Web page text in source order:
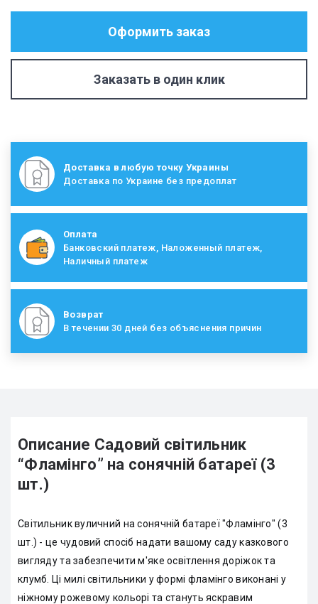
Оформить заказ
Заказать в один клик
Доставка в любую точку Украины
Доставка по Украине без предоплат
Оплата
Банковский платеж, Наложенный платеж,
Наличный платеж
Возврат
В течении 30 дней без объяснения причин
Описание Садовий світильник
“Фламінго” на сонячній батареї (3
шт.)
Світильник вуличний на сонячній батареї "Фламінго" (3
шт.) - це чудовий спосіб надати вашому саду казкового
вигляду та забезпечити м'яке освітлення доріжок та
клумб. Ці милі світильники у формі фламінго виконані у
ніжному рожевому кольорі та стануть яскравим